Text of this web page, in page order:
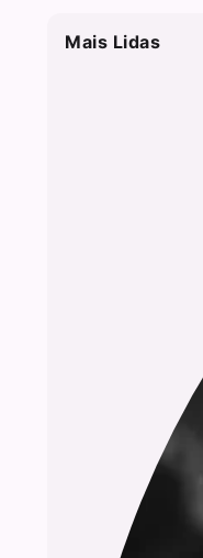
Mais Lidas